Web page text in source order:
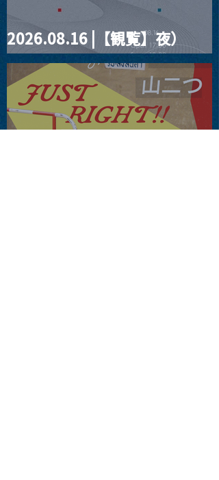
2026.08.16 |【観覧】夜）
four dots vol.2